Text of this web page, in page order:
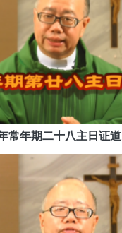
常年期二十八主日证道